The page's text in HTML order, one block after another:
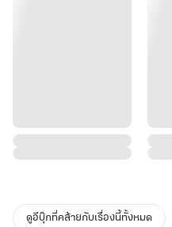
ดูอีบุ๊กที่คล้ายกับเรื่องนี้ทั้งหมด